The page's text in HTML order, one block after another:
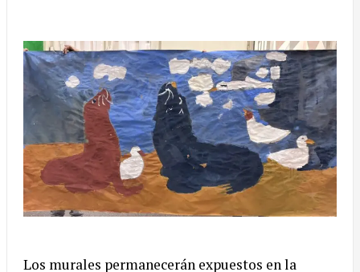
Los murales permanecerán expuestos en la